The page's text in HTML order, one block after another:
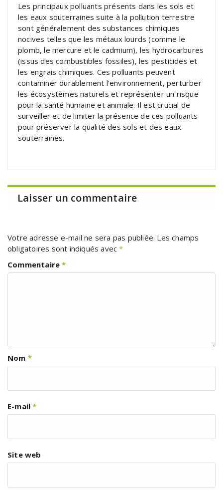
Les principaux polluants présents dans les sols et
les eaux souterraines suite à la pollution terrestre
sont généralement des substances chimiques
nocives telles que les métaux lourds (comme le
plomb, le mercure et le cadmium), les hydrocarbures
(issus des combustibles fossiles), les pesticides et
les engrais chimiques. Ces polluants peuvent
contaminer durablement l’environnement, perturber
les écosystèmes naturels et représenter un risque
pour la santé humaine et animale. Il est crucial de
surveiller et de limiter la présence de ces polluants
pour préserver la qualité des sols et des eaux
souterraines.
Laisser un commentaire
Votre adresse e-mail ne sera pas publiée. Les champs
obligatoires sont indiqués avec*
Commentaire*
Nom *
E-mail*
Site web